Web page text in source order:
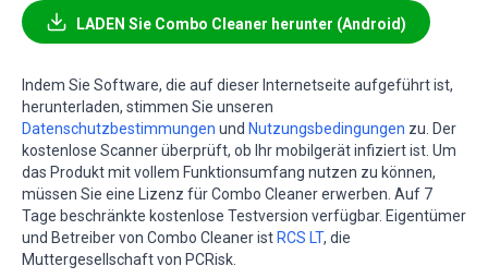
LADEN Sie Combo Cleaner herunter (Android)
Indem Sie Software, die auf dieser Internetseite aufgeführt ist,
herunterladen, stimmen Sie unseren
Datenschutzbestimmungen und Nutzungsbedingungen zu. Der
kostenlose Scanner überprüft, ob Ihr mobilgerät infiziert ist. Um
das Produkt mit vollem Funktionsumfang nutzen zu können,
müssen Sie eine Lizenz für Combo Cleaner erwerben. Auf 7
Tage beschränkte kostenlose Testversion verfügbar. Eigentümer
und Betreiber von Combo Cleaner istRCS LT, die
Muttergesellschaft von PCRisk.